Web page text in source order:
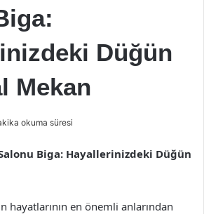
Düğün
Mekan
okuma süresi
Biga: Hayallerinizdeki Düğün
hayatlarının en önemli anlarından